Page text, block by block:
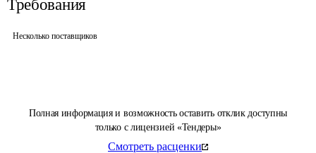
Полная информация и возможность оставить отклик доступны
только с лицензией «Тендеры»
Смотреть расценки
Требования
Несколько поставщиков